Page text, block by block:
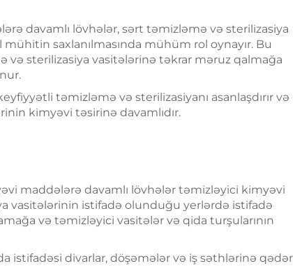
davamlı lövhələr, sərt təmizləmə və sterilizasiya
saxlanılmasında mühüm rol oynayır. Bu
və sterilizasiya vasitələrinə təkrar məruz qalmağa
təmizləmə və sterilizasiyanı asanlaşdırır və
kimyəvi təsirinə davamlıdır.
maddələrə davamlı lövhələr təmizləyici kimyəvi
vasitələrinin istifadə olunduğu yerlərdə istifadə
və təmizləyici vasitələr və qida turşularının
istifadəsi divarlar, döşəmələr və iş səthlərinə qədər